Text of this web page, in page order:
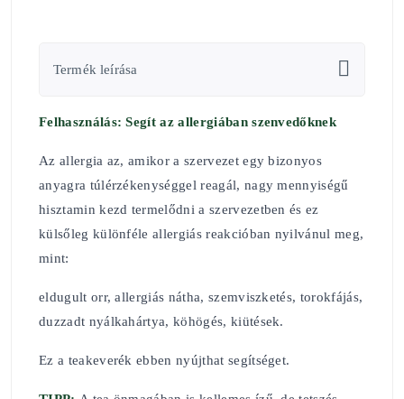
Termék leírása
Felhasználás:Segít az allergiában szenvedőknek
Az allergia az, amikor a szervezet egy bizonyos
anyagra túlérzékenységgel reagál, nagy mennyiségű
hisztamin kezd termelődni a szervezetben és ez
külsőleg különféle allergiás reakcióban nyilvánul meg,
mint:
eldugult orr, allergiás nátha, szemviszketés, torokfájás,
duzzadt nyálkahártya, köhögés, kiütések.
Ez a teakeverék ebben nyújthat segítséget.